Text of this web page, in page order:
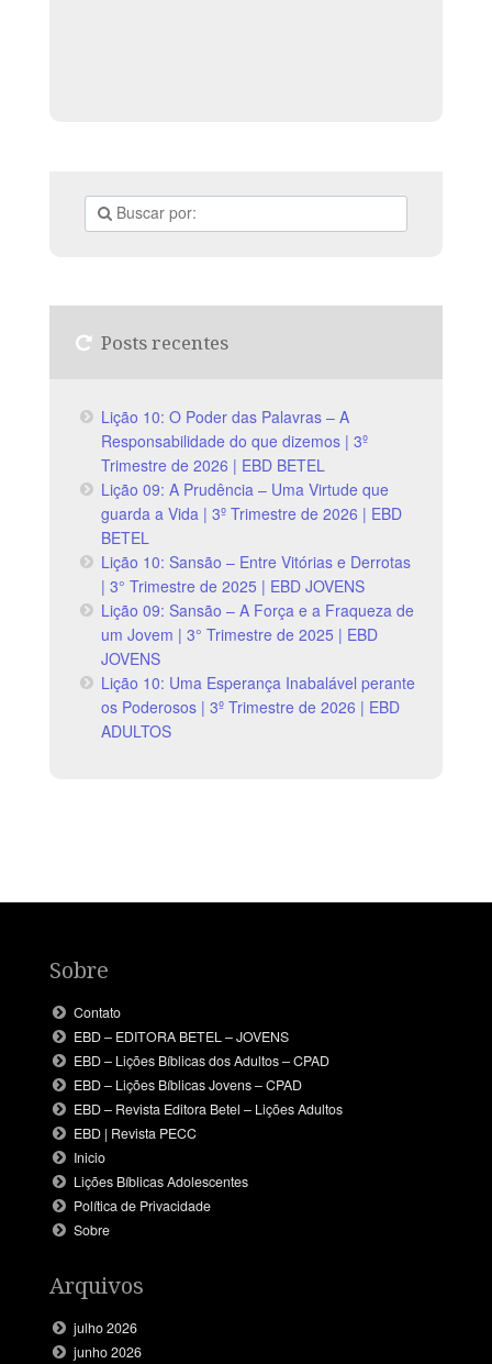
Posts recentes
Lição 10: O Poder das Palavras – A
Responsabilidade do que dizemos | 3º
Trimestre de 2026 | EBD BETEL
Lição 09: A Prudência – Uma Virtude que
guarda a Vida | 3º Trimestre de 2026 | EBD
BETEL
Lição 10: Sansão – Entre Vitórias e Derrotas
| 3° Trimestre de 2025 | EBD JOVENS
Lição 09: Sansão – A Força e a Fraqueza de
um Jovem | 3° Trimestre de 2025 | EBD
JOVENS
Lição 10: Uma Esperança Inabalável perante
os Poderosos | 3º Trimestre de 2026 | EBD
ADULTOS
Sobre
Contato
EBD – EDITORA BETEL – JOVENS
EBD – Lições Bíblicas dos Adultos – CPAD
EBD – Lições Bíblicas Jovens – CPAD
EBD – Revista Editora Betel – Lições Adultos
EBD | Revista PECC
Inicio
Lições Bíblicas Adolescentes
Política de Privacidade
Sobre
Arquivos
julho 2026
junho 2026